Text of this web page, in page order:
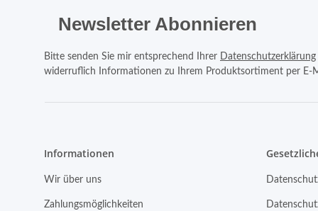
Newsletter Abonnieren
Bitte senden Sie mir entsprechend Ihrer Datenschutzerklärung
widerruflich Informationen zu Ihrem Produktsortiment per E-
Informationen
Wir über uns
Zahlungsmöglichkeiten